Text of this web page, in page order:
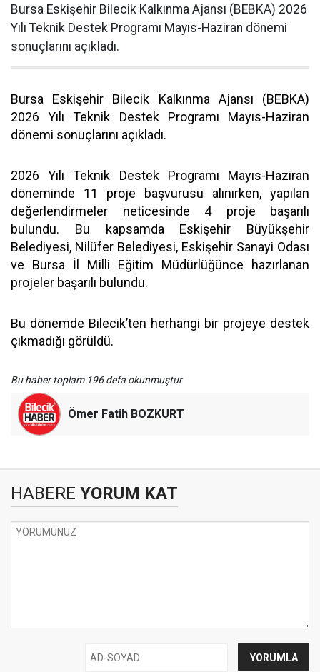
Bursa Eskişehir Bilecik Kalkınma Ajansı (BEBKA) 2026
Yılı Teknik Destek Programı Mayıs-Haziran dönemi
sonuçlarını açıkladı.
Bursa Eskişehir Bilecik Kalkınma Ajansı (BEBKA)
2026 Yılı Teknik Destek Programı Mayıs-Haziran
dönemi sonuçlarını açıkladı.
2026 Yılı Teknik Destek Programı Mayıs-Haziran
döneminde 11 proje başvurusu alınırken, yapılan
değerlendirmeler neticesinde 4 proje başarılı
bulundu. Bu kapsamda Eskişehir Büyükşehir
Belediyesi, Nilüfer Belediyesi, Eskişehir Sanayi Odası
ve Bursa İl Milli Eğitim Müdürlüğünce hazırlanan
projeler başarılı bulundu.
Bu dönemde Bilecik’ten herhangi bir projeye destek
çıkmadığı görüldü.
Bu haber toplam 196 defa okunmuştur
Ömer Fatih BOZKURT
HABERE YORUM KAT